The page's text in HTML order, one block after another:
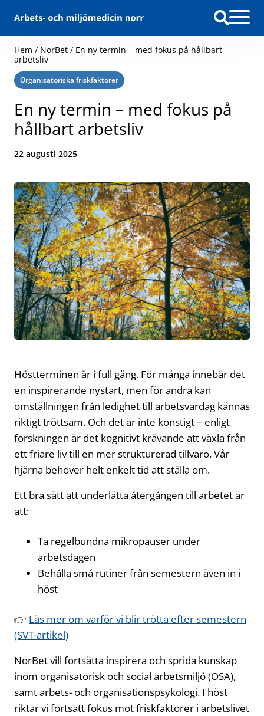
Hem / NorBet / En ny termin – med fokus på hållbart
arbetsliv
Kategori:
Organisatoriska friskfaktorer
En ny termin – med fokus på
hållbart arbetsliv
Datum:
22 augusti 2025
Höstterminen är i full gång. För många innebär det
en inspirerande nystart, men för andra kan
omställningen från ledighet till arbetsvardag kännas
riktigt tröttsam. Och det är inte konstigt – enligt
forskningen är det kognitivt krävande att växla från
ett friare liv till en mer strukturerad tillvaro. Vår
hjärna behöver helt enkelt tid att ställa om.
Ett bra sätt att underlätta återgången till arbetet är
att:
Ta regelbundna mikropauser under
arbetsdagen
Behålla små rutiner från semestern även in i
höst
👉 Läs mer om varför vi blir trötta efter semestern
(SVT-artikel)
NorBet vill fortsätta inspirera och sprida kunskap
inom organisatorisk och social arbetsmiljö (OSA),
samt arbets- och organisationspsykologi. I höst
riktar vi fortsatt fokus mot friskfaktorer i arbetslivet